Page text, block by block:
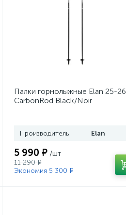
Палки горнолыжные Elan 25-26
CarbonRod Black/Noir
Производитель Elan
5 990 ₽ /шт
11 290 ₽
Экономия 5 300 ₽